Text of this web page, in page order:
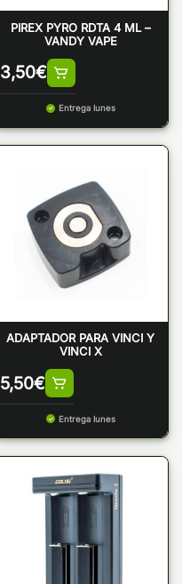
PIREX PYRO RDTA 4 ML –
VANDY VAPE
3,50€
Entrega lunes
ADAPTADOR PARA VINCI Y
VINCI X
5,50€
Entrega lunes